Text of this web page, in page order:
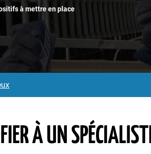
à mettre en place
À UN